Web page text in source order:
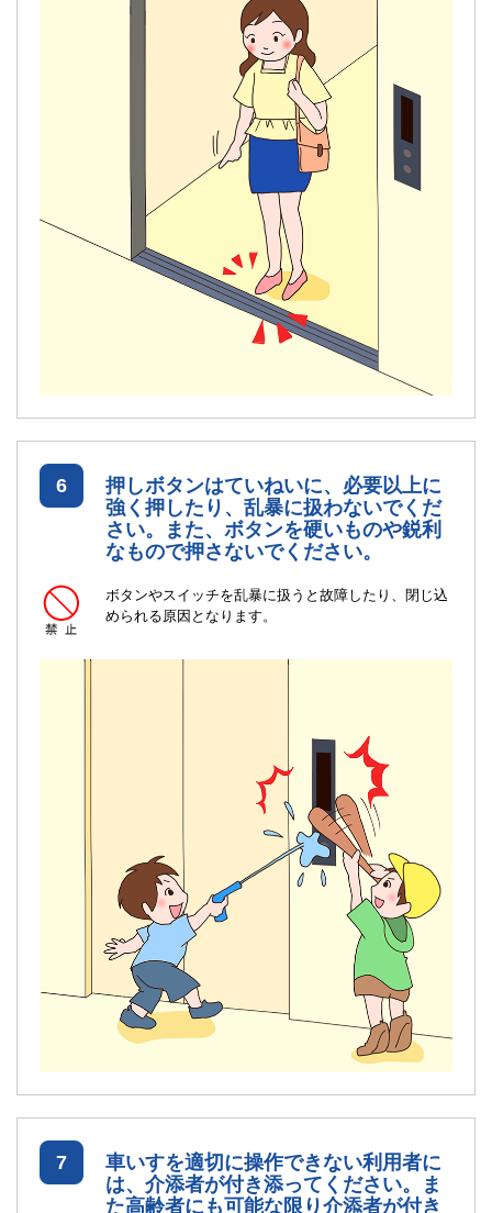
6
押しボタンはていねいに、必要以上に
強く押したり、乱暴に扱わないでくだ
さい。また、ボタンを硬いものや鋭利
なもので押さないでください。
ボタンやスイッチを乱暴に扱うと故障したり、閉じ込
められる原因となります。
7
車いすを適切に操作できない利用者に
は、介添者が付き添ってください。ま
た高齢者にも可能な限り介添者が付き